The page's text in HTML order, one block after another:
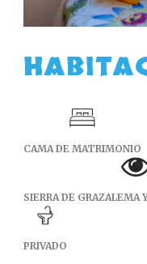
CAMA DE MATRIMONIO
SIERRA DE GRAZALEMA
PRIVADO